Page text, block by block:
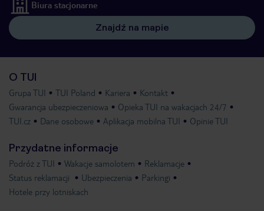
Biura stacjonarne
Znajdź na mapie
O TUI
Grupa TUI TUI Poland Kariera
Kontakt
Gwarancja ubezpieczeniowa
Opieka TUI na wakacjach 24/7
TUI.cz
Dane osobowe Aplikacja mobilna TUI Opinie TUI
Przydatne informacje
Podróż z TUI Wakacje samolotem
Reklamacje
Status reklamacji
Ubezpieczenia
Parkingi
Hotele przy lotniskach